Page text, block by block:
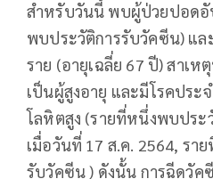
สำหรับวันนี้ พบผู้ป่วยปอดอั
พบประวัติการรับวัคซีน) แล
ราย (อายุเฉลี่ย 67 ปี) สาเ
เป็นผู้สูงอายุ และมีโรคประ
โลหิตสูง (รายที่หนึ่งพบประ
เมื่อวันที่ 17 ส.ค. 2564, รา
รับวัคซีน ) ดังนั้น การฉีดวัค